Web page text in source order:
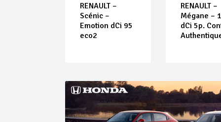
RENAULT –
Scénic –
Emotion dCi 95
eco2
RENAULT –
Mégane –
dCi 5p.